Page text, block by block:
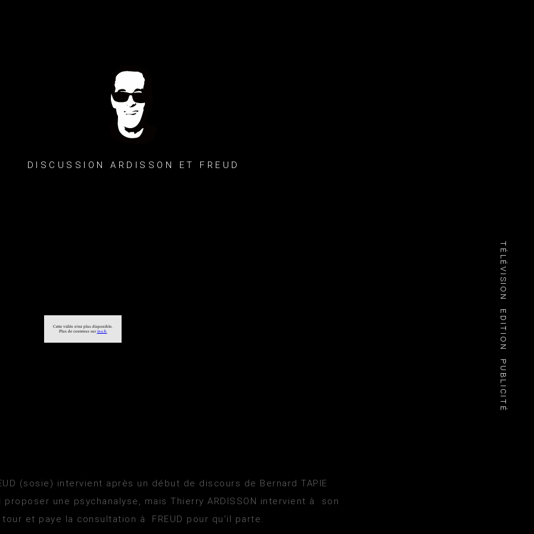
TÉLÉVISION
EDITION
PUBLICITÉ
DISCUSSION ARDISSON ET FREUD
(sosie) intervient après un début de discours de Bernard TAPIE
une psychanalyse, mais Thierry ARDISSON intervient à son
tour et paye la consultation à FREUD pour qu'il parte.